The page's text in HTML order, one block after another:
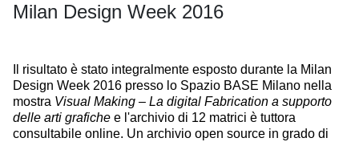
Milan Design Week 2016
Il risultato è stato integralmente esposto durante la Milan
Design Week 2016 presso lo Spazio BASE Milano nella
mostra Visual Making – La digital Fabrication a supporto
delle arti grafiche e l'archivio di 12 matrici è tuttora
consultabile online. Un archivio open source in grado di